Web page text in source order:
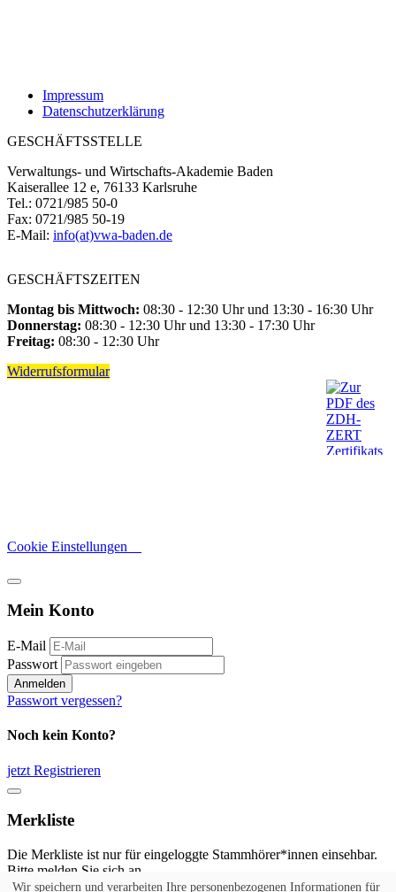
Impressum
Datenschutzerklärung
GESCHÄFTSSTELLE
Verwaltungs- und Wirtschafts-Akademie Baden
Kaiserallee 12 e, 76133 Karlsruhe
Tel.: 0721/985 50-0
Fax: 0721/985 50-19
E-Mail: info(at)vwa-baden.de
GESCHÄFTSZEITEN
Montag bis Mittwoch: 08:30 - 12:30 Uhr und 13:30 - 16:30 Uhr
Donnerstag: 08:30 - 12:30 Uhr und 13:30 - 17:30 Uhr
Freitag: 08:30 - 12:30 Uhr
Widerrufsformular
Cookie Einstellungen
Mein Konto
E-Mail
Passwort
Anmelden
Passwort vergessen?
Noch kein Konto?
jetzt Registrieren
Merkliste
Die Merkliste ist nur für eingeloggte Stammhörer*innen einsehbar.
Bitte melden Sie sich an.
Wir speichern und verarbeiten Ihre personenbezogenen Informationen für